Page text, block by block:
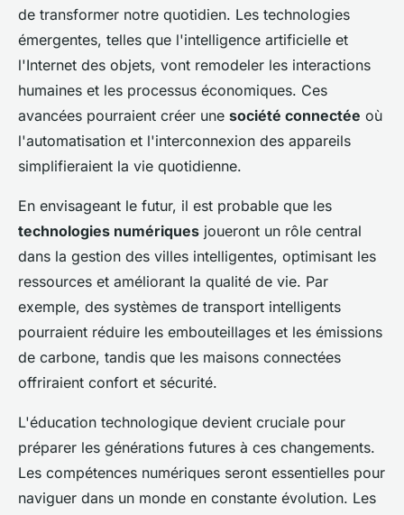
de transformer notre quotidien. Les technologies
émergentes, telles que l'intelligence artificielle et
l'Internet des objets, vont remodeler les interactions
humaines et les processus économiques. Ces
avancées pourraient créer une société connectée où
l'automatisation et l'interconnexion des appareils
simplifieraient la vie quotidienne.
En envisageant le futur, il est probable que les
technologies numériques joueront un rôle central
dans la gestion des villes intelligentes, optimisant les
ressources et améliorant la qualité de vie. Par
exemple, des systèmes de transport intelligents
pourraient réduire les embouteillages et les émissions
de carbone, tandis que les maisons connectées
offriraient confort et sécurité.
L'éducation technologique devient cruciale pour
préparer les générations futures à ces changements.
Les compétences numériques seront essentielles pour
naviguer dans un monde en constante évolution. Les